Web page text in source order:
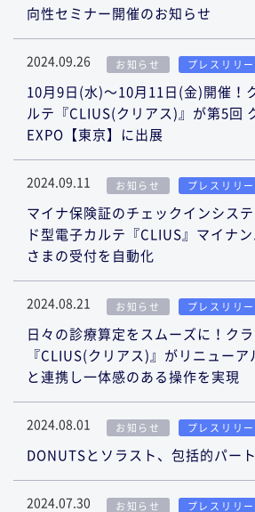
向性セミナー開催のお知らせ
2024.09.26 お知らせ プレスリリー
10月9日(水)〜10月11日(金)開催！
ルテ『CLIUS(クリアス)』が第5回
EXPO【東京】に出展
2024.09.11 お知らせ プレスリリー
マイナ保険証のチェックインシス
ド型電子カルテ『CLIUS』マイナ
さまの受付を自動化
2024.08.21 お知らせ プレスリリー
日々の診療算定をスムーズに！ク
『CLIUS(クリアス)』がリニューア
と連携し一体感のある操作を実現
2024.08.01 お知らせ プレスリリー
DONUTSとソラスト、包括的パー
2024.07.30 お知らせ プレスリリー